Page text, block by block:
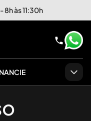
8h às 11:30h